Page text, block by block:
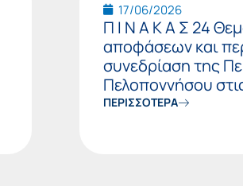
17/06/2026
Π Ι Ν Α Κ Α Σ 24
αποφάσεων και
συνεδρίαση της
Πελοποννήσου
ΠΕΡΙΣΣΟΤΕΡΑ